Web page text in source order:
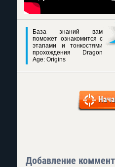
База знаний вам
поможет ознакомится с
этапами и тонкостями
прохождения Dragon
Age: Origins
Добавление